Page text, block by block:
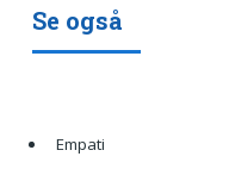
Se også
Empati